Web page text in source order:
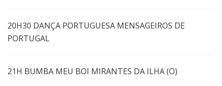
20H30 DANÇA PORTUGUESA MENSAGEIROS DE
PORTUGAL
21H BUMBA MEU BOI MIRANTES DA ILHA (O)